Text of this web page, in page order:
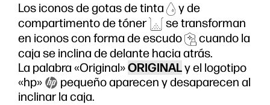
Los iconos de gotas de tinta
y de
compartimento de tóner
se transforman
en iconos con forma de escudo
cuando la
caja se inclina de delante hacia atrás.
La palabra «Original»ORIGINALy el logotipo
«hp»
pequeño aparecen y desaparecen al
inclinar la caja.